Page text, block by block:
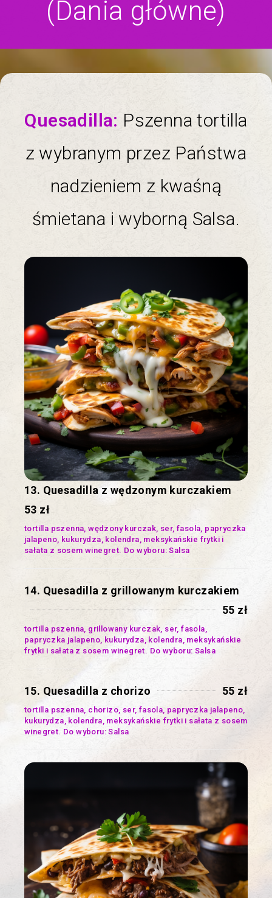
(Dania główne)
Quesadilla: Pszenna tortilla
z wybranym przez Państwa
nadzieniem z kwaśną
śmietana i wyborną Salsa.
13. Quesadilla z wędzonym kurczakiem
53 zł
tortilla pszenna, wędzony kurczak, ser, fasola, papryczka
jalapeno, kukurydza, kolendra, meksykańskie frytki i
sałata z sosem winegret. Do wyboru: Salsa
14. Quesadilla z grillowanym kurczakiem
55 zł
tortilla pszenna, grillowany kurczak, ser, fasola,
papryczka jalapeno, kukurydza, kolendra, meksykańskie
frytki i sałata z sosem winegret. Do wyboru: Salsa
15. Quesadilla z chorizo 55 zł
tortilla pszenna, chorizo, ser, fasola, papryczka jalapeno,
kukurydza, kolendra, meksykańskie frytki i sałata z sosem
winegret. Do wyboru: Salsa